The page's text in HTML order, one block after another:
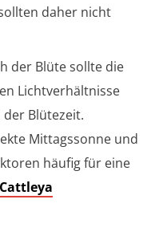
daher nicht
der Blüte sollte die
Lichtverhältnisse
Blütezeit.
Mittagssonne und
häufig für eine